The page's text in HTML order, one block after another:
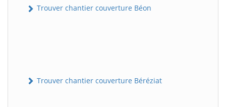
Trouver chantier couverture Béon
Trouver chantier couverture Béréziat